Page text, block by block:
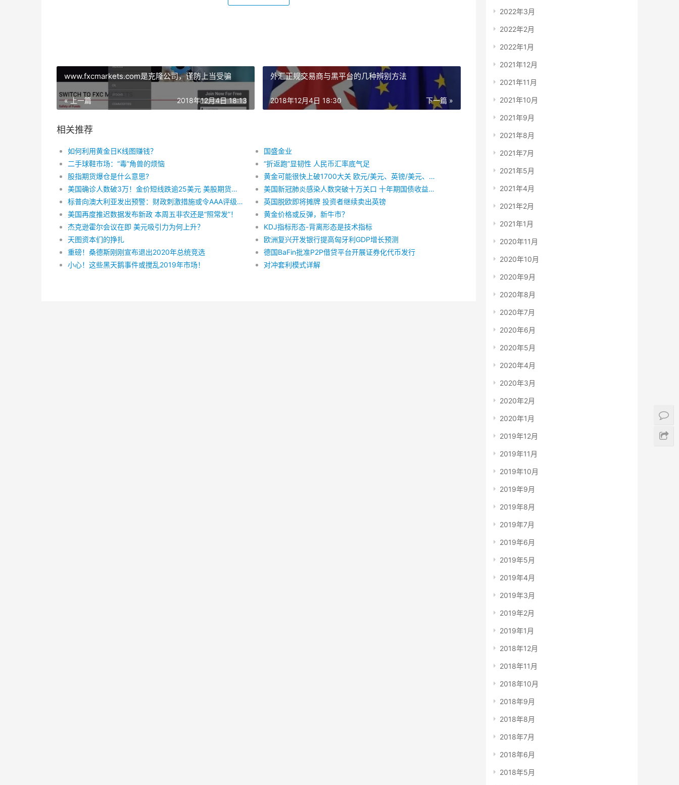
www.fxcmarkets.com是克隆公司，谨防上当受骗
« 上一篇 2018年12月4日 18:13
外汇正规交易商与黑平台的几种辨别方法
下一篇 »
2018年12月4日 18:30
相关推荐
如何利用黄金日K线图赚钱？
国盛金业
二手球鞋市场：“毒”角兽的烦恼
“折返跑”显韧性 人民币汇率底气足
股指期货爆仓是什么意思?
黄金可能很快上破1700大关 欧元/美元、英镑/美元、美元指数、现货黄金技术走势前瞻
美国确诊人数破3万！金价短线跌逾25美元 美股期货熔断
美国新冠肺炎感染人数突破十万关口 十年期国债收益率跌至0.8%以下
标普向澳大利亚发出预警：财政刺激措施或令AAA评级不保！
英国脱欧即将摊牌 投资者继续卖出英镑
美国再度推迟数据发布新政 本周五非农还是“照常发”！
黄金价格或反弹，新牛市？
杰克逊霍尔会议在即 美元吸引力为何上升？
KDJ指标形态-背离形态是技术指标
天图资本们的挣扎
欧洲复兴开发银行提高匈牙利GDP增长预测
重磅！桑德斯刚刚宣布退出2020年总统竞选
德国BaFin批准P2P借贷平台开展证券化代币发行
小心！这些黑天鹅事件或搅乱2019年市场！
对冲套利模式详解
2022年3月
2022年2月
2022年1月
2021年12月
2021年11月
2021年10月
2021年9月
2021年8月
2021年7月
2021年5月
2021年4月
2021年2月
2021年1月
2020年11月
2020年10月
2020年9月
2020年8月
2020年7月
2020年6月
2020年5月
2020年4月
2020年3月
2020年2月
2020年1月
2019年12月
2019年11月
2019年10月
2019年9月
2019年8月
2019年7月
2019年6月
2019年5月
2019年4月
2019年3月
2019年2月
2019年1月
2018年12月
2018年11月
2018年10月
2018年9月
2018年8月
2018年7月
2018年6月
2018年5月